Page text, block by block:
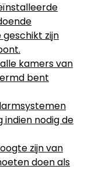
zijn
kamers van
bent
indien nodig de
zijn van
doen als